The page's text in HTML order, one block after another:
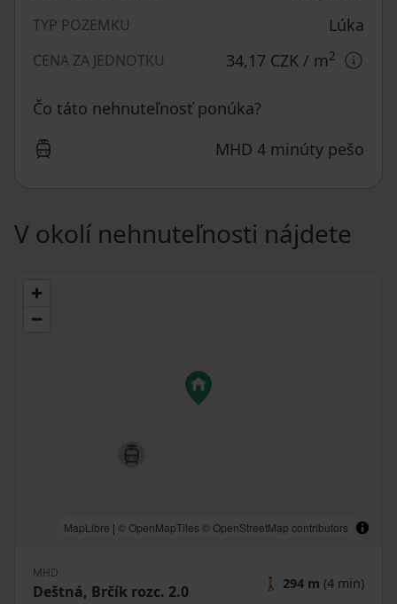
TYP POZEMKU Lúka
CENA ZA JEDNOTKU 34,17 CZK / m2
Čo táto nehnuteľnosť ponúka?
MHD 4 minúty pešo
V okolí nehnuteľnosti nájdete
MapLibre | © OpenMapTiles © OpenStreetMap contributors
MHD
Deštná, Brčík rozc. 2.0 🚶 294 m (4 min)